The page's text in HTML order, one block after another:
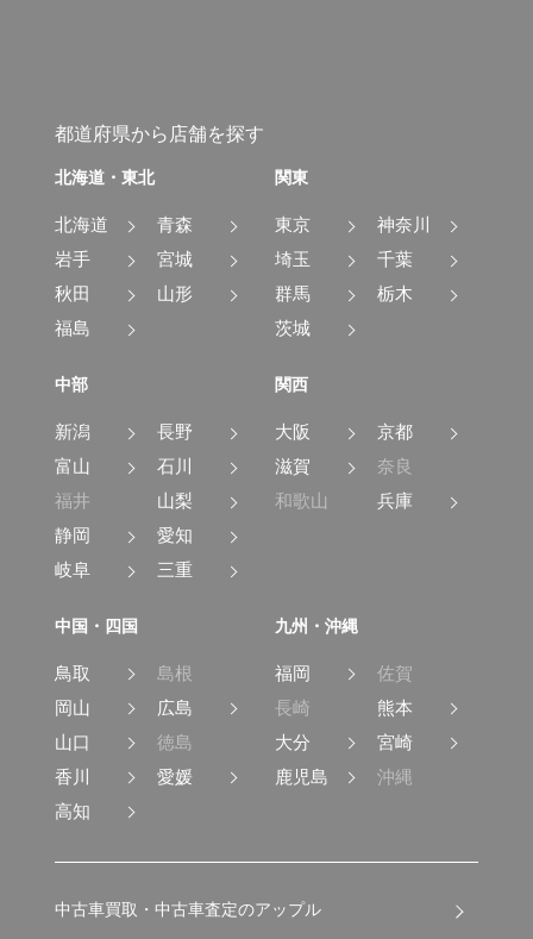
都道府県から店舗を探す
北海道・東北
北海道
青森
岩手
宮城
秋田
山形
福島
関東
東京
神奈川
埼玉
千葉
群馬
栃木
茨城
中部
新潟
長野
富山
石川
福井
山梨
静岡
愛知
岐阜
三重
関西
大阪
京都
滋賀
奈良
和歌山
兵庫
中国・四国
鳥取
島根
岡山
広島
山口
徳島
香川
愛媛
高知
九州・沖縄
福岡
佐賀
長崎
熊本
大分
宮崎
鹿児島
沖縄
中古車買取・中古車査定のアップル